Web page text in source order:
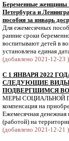
Беременные женщины
Петербурга и
пособия за январь
Для ежемесячных
ранние сроки
воспитывают детей в
установлена единая
(добавлено 2021-12-23 )
С 1 ЯНВАРЯ 2022
СЛЕДУЮЩИЕ ВИДЫ
ПОДВЕРГШИМСЯ
МЕРЫ СОЦИАЛЬНОЙ
компенсация на
Ежемесячная денежная
(работой) на
(добавлено 2021-12-21 )